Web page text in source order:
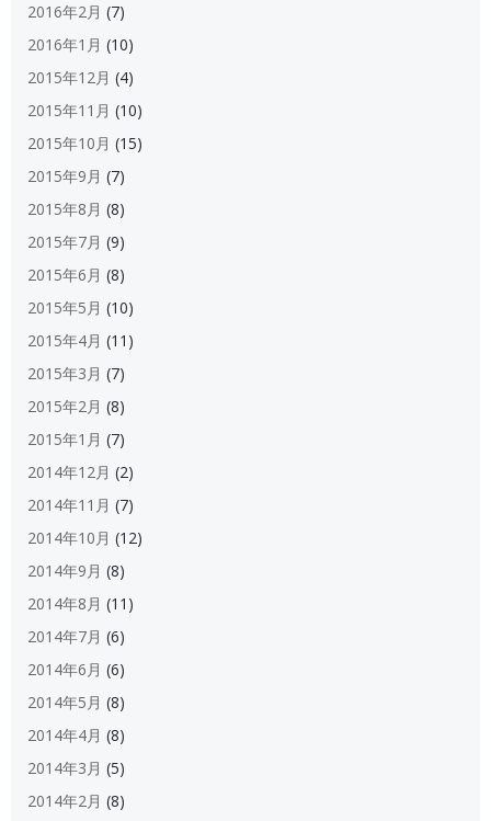
2016年2月 (7)
2016年1月 (10)
2015年12月 (4)
2015年11月 (10)
2015年10月 (15)
2015年9月 (7)
2015年8月 (8)
2015年7月 (9)
2015年6月 (8)
2015年5月 (10)
2015年4月 (11)
2015年3月 (7)
2015年2月 (8)
2015年1月 (7)
2014年12月 (2)
2014年11月 (7)
2014年10月 (12)
2014年9月 (8)
2014年8月 (11)
2014年7月 (6)
2014年6月 (6)
2014年5月 (8)
2014年4月 (8)
2014年3月 (5)
2014年2月 (8)